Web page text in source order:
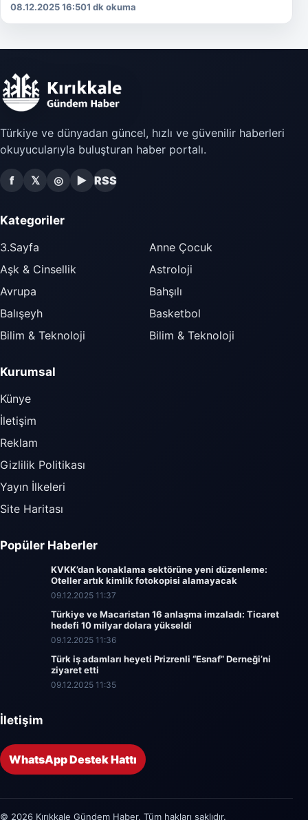
08.12.2025 16:501 dk okuma
Türkiye ve dünyadan güncel, hızlı ve güvenilir haberleri
okuyucularıyla buluşturan haber portalı.
f 𝕏 ◎ ▶ RSS
Kategoriler
3.Sayfa
Anne Çocuk
Aşk & Cinsellik
Astroloji
Avrupa
Bahşılı
Balışeyh
Basketbol
Bilim & Teknoloji
Bilim & Teknoloji
Kurumsal
Künye
İletişim
Reklam
Gizlilik Politikası
Yayın İlkeleri
Site Haritası
Popüler Haberler
KVKK’dan konaklama sektörüne yeni düzenleme:
Oteller artık kimlik fotokopisi alamayacak
09.12.2025 11:37
Türkiye ve Macaristan 16 anlaşma imzaladı: Ticaret
hedefi 10 milyar dolara yükseldi
09.12.2025 11:36
Türk iş adamları heyeti Prizrenli “Esnaf” Derneği’ni
ziyaret etti
09.12.2025 11:35
İletişim
WhatsApp Destek Hattı
© 2026 Kırıkkale Gündem Haber. Tüm hakları saklıdır.